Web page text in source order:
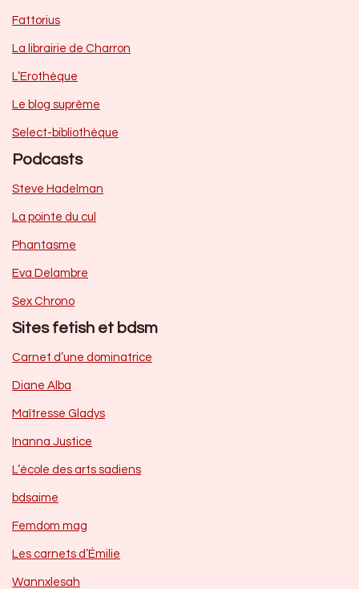
Fattorius
La librairie de Charron
L’Erothèque
Le blog suprême
Select-bibliothèque
Podcasts
Steve Hadelman
La pointe du cul
Phantasme
Eva Delambre
Sex Chrono
Sites fetish et bdsm
Carnet d’une dominatrice
Diane Alba
Maîtresse Gladys
Inanna Justice
L’école des arts sadiens
bdsaime
Femdom mag
Les carnets d’Émilie
Wannxlesah